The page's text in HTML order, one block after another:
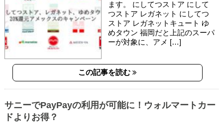
ます。 にしてつストア にして
つストア レガネット にしてつ
ストア レガネットキュート ゆ
めタウン 福岡だと上記のスーパ
ーが対象に、アメ […]
この記事を読む
サニーでPayPayの利用が可能に！ウォルマートカー
ドよりお得？